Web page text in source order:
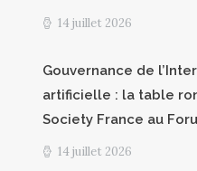
14 juillet 2026
Gouvernance de
artificielle : la table
Society France au
14 juillet 2026